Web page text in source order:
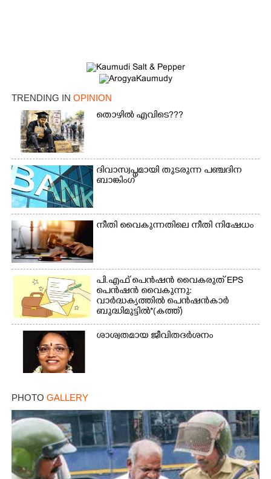
TRENDING IN OPINION
തൊഴിൽ എവിടെ???
ദിവാസ്വപ്നമായി തുടരുന്ന പഞ്ചദിന
ബാങ്കിംഗ്
നീതി വൈകുന്നതിലെ നീതി നിഷേധം
പി.എഫ് പെൻഷൻ വൈകരുത് EPS
പെൻഷൻ വൈകുന്നു:
വാർദ്ധക്യത്തിൽ പെൻഷൻകാർ
ബുദ്ധിമുട്ടിൽ*(കത്ത്)
ശാശ്വതമായ ജീവിതദർശനം
PHOTO GALLERY